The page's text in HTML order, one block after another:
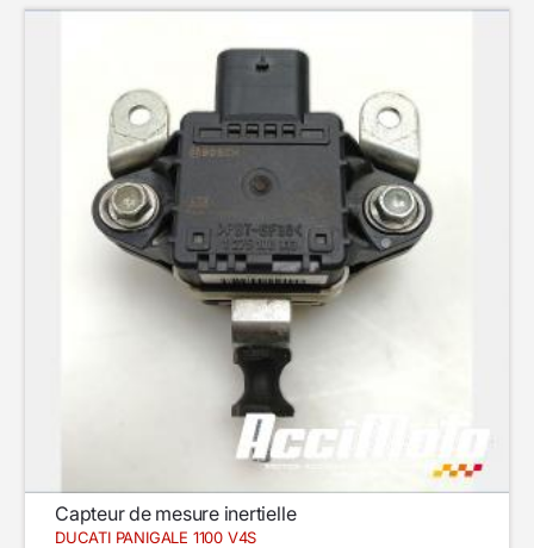
Capteur de mesure inertielle
DUCATI PANIGALE 1100 V4S